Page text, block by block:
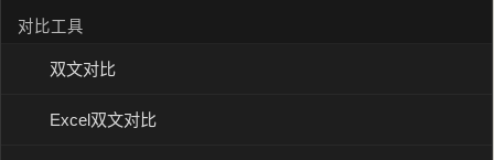
对比工具
双文对比
Excel双文对比